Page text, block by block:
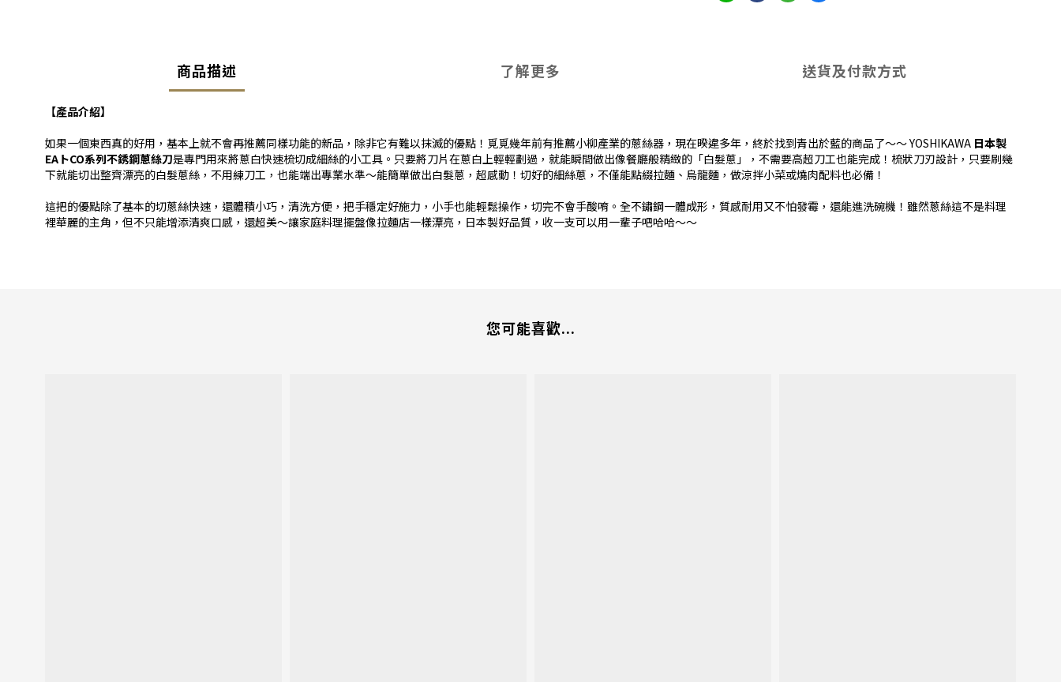
商品描述 了解更多 送貨及付款方式
【產品介紹】
如果一個東西真的好用，基本上就不會再推薦同樣功能的新品，除非它有難以抹滅的優點！覓覓幾年前有推薦小柳產業的蔥絲器，現在暌違多年，終於找到青出於藍的商品了～～ YOSHIKAWA 日本製
EAトCO系列不銹鋼蔥絲刀是專門用來將蔥白快速梳切成細絲的小工具。只要將刀片在蔥白上輕輕劃過，就能瞬間做出像餐廳般精緻的「白髮蔥」，不需要高超刀工也能完成！梳狀刀刃設計，只要刷幾
下就能切出整齊漂亮的白髮蔥絲，不用練刀工，也能端出專業水準～能簡單做出白髮蔥，超感動！切好的細絲蔥，不僅能點綴拉麵、烏龍麵，做涼拌小菜或燒肉配料也必備！
這把的優點除了基本的切蔥絲快速，還體積小巧，清洗方便，把手穩定好施力，小手也能輕鬆操作，切完不會手酸唷。全不鏽鋼一體成形，質感耐用又不怕發霉，還能進洗碗機！雖然蔥絲這不是料理
裡華麗的主角，但不只能增添清爽口感，還超美～讓家庭料理擺盤像拉麵店一樣漂亮，日本製好品質，收一支可以用一輩子吧哈哈～～
您可能喜歡...